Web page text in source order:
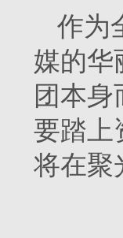
作为
媒的华
团本
要踏上
将在聚